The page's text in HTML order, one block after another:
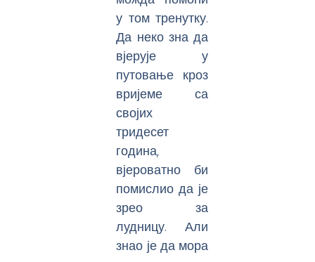
у том тренутку.
Да неко зна да
вјерује у
путовање кроз
вријеме са
својих
тридесет
година,
вјероватно би
помислио да је
зрео за
лудницу. Али
знао је да мора